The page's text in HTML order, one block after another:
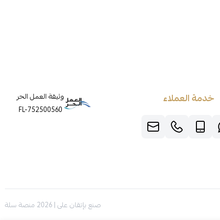
خدمة العملاء
وثيقة العمل الحر
FL-752500560
صنع بإتقان على | 2026 منصة سلة